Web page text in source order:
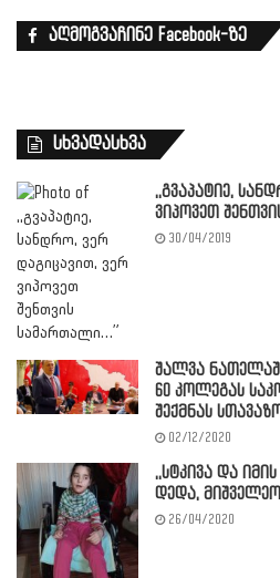
აღმოგვაჩინე Facebook-ზე
სხვადასხვა
,,გვაპატიე,
ვიპოვეთ
30/04/2019
შალვა
60 კოლეგას
შექმნას
02/12/2020
,,სტკივა და
დედა,
26/04/2020